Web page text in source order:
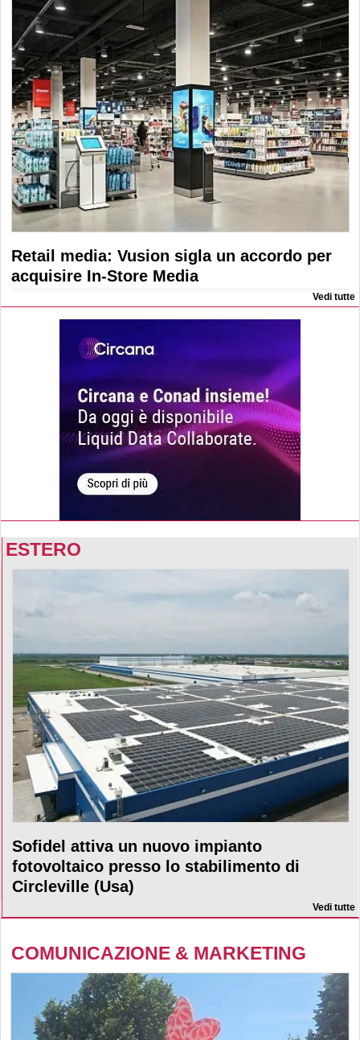
Retail media: Vusion sigla un accordo per
acquisire In-Store Media
Vedi tutte
ESTERO
Sofidel attiva un nuovo impianto
fotovoltaico presso lo stabilimento di
Circleville (Usa)
Vedi tutte
COMUNICAZIONE & MARKETING